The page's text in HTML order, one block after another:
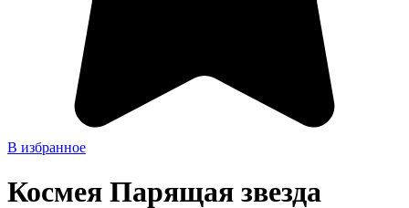
В избранное
Космея Парящая звезда